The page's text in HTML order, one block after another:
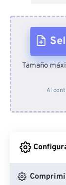
Tamaño
Al